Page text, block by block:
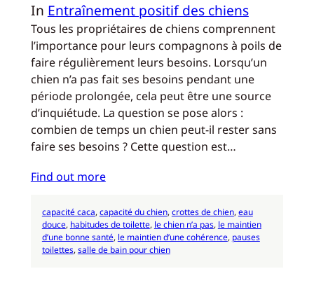
In Entraînement positif des chiens
Tous les propriétaires de chiens comprennent
l’importance pour leurs compagnons à poils de
faire régulièrement leurs besoins. Lorsqu’un
chien n’a pas fait ses besoins pendant une
période prolongée, cela peut être une source
d’inquiétude. La question se pose alors :
combien de temps un chien peut-il rester sans
faire ses besoins ? Cette question est…
Find out more
capacité caca, capacité du chien, crottes de chien, eau
douce, habitudes de toilette, le chien n’a pas, le maintien
d’une bonne santé, le maintien d’une cohérence, pauses
toilettes, salle de bain pour chien